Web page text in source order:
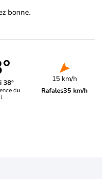
bonne.
38°
du
15 km/h
Rafales35 km/h